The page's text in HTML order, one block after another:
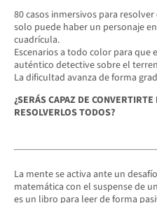
80 casos inmersivos para
solo puede haber un personaje
cuadrícula.
Escenarios a todo color para que
auténtico detective sobre el
La dificultad avanza de forma
¿SERÁS CAPAZ DE
RESOLVERLOS TODOS?
La mente se activa ante un
matemática con el suspense de
es un libro para leer de forma